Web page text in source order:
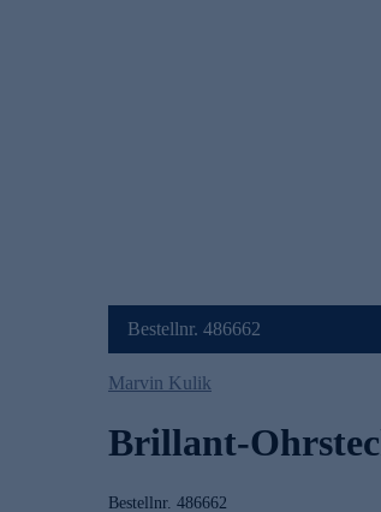
Bestellnr. 486662
Marvin Kulik
Brillant-
Bestellnr. 486662